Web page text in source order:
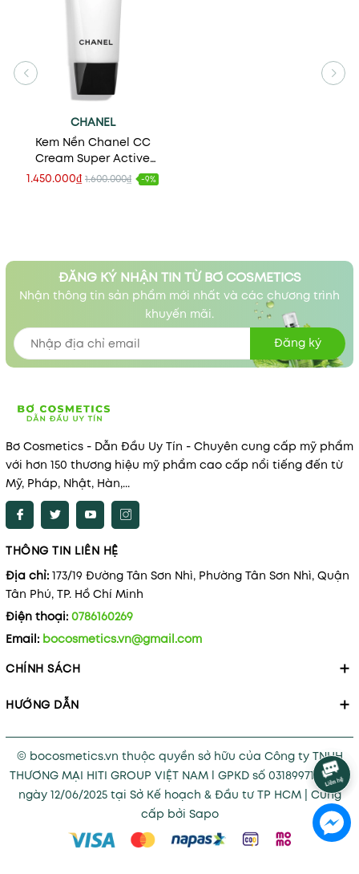
CHANEL
Kem Nền Chanel CC
Cream Super Active
Complete Correction SPF
1.450.000₫ 1.600.000₫ -9%
ĐĂNG KÝ NHẬN TIN TỪ BƠ COSMETICS
Nhận thông tin sản phẩm mới nhất và các chương trình
khuyến mãi.
Đăng ký
Bơ Cosmetics - Dẫn Đầu Uy Tín - Chuyên cung cấp mỹ phẩm
với hơn 150 thương hiệu mỹ phẩm cao cấp nổi tiếng đến từ
Mỹ, Pháp, Nhật, Hàn,...
THÔNG TIN LIÊN HỆ
Địa chỉ: 173/19 Đường Tân Sơn Nhì, Phường Tân Sơn Nhì, Quận
Tân Phú, TP. Hồ Chí Minh
Điện thoại: 0786160269
Email: bocosmetics.vn@gmail.com
CHÍNH SÁCH
HƯỚNG DẪN
© bocosmetics.vn thuộc quyền sở hữu của Công ty TNHH
THƯƠNG MẠI HITI GROUP VIỆT NAM l GPKD số 0318997121 cấp
ngày 12/06/2025 tại Sở Kế hoạch & Đầu tư TP HCM | Cung
cấp bởi Sapo